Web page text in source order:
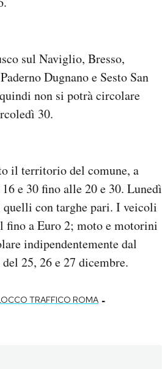
sul Naviglio, Bresso,
Dugnano e Sesto San
non si potrà circolare
30.
il territorio del comune, a
e 30 fino alle 20 e 30. Lunedì
con targhe pari. I veicoli
fino a Euro 2; moto e motorini
indipendentemente dal
25, 26 e 27 dicembre.
TRAFFICO ROMA -